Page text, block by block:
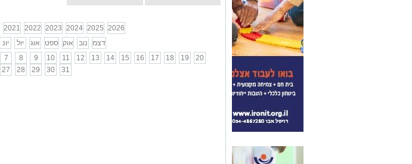
2021 2022 2023 2024 2025 2026
יונ יול אוג ספט אוק נוב
דצמ
7 8 9 10 11 12 13 14 15 16 17 18 19
20
27 28 29 30 31